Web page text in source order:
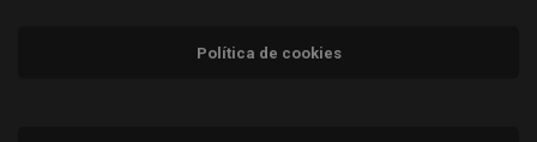
Política de cookies